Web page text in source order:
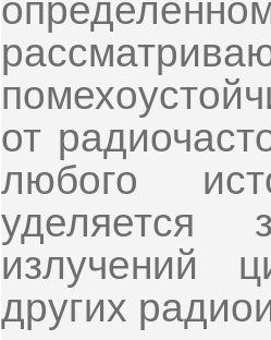
от
любого
уделяется
излучений
других